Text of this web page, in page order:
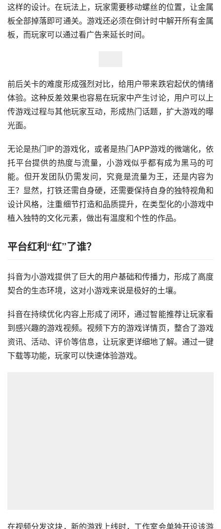
这样的设计。在玩法上，玩家需要移动螺丝的位置，让金属
板全部掉落即可通关。游戏还必须在倒计时中解开所有金属
板，而玩家可以通过看广告来延长时间。
前后关卡的难度形成强烈对比，给用户带来跌宕起伏的情绪
体验。这种反差效果也容易在玩家中产生讨论，用户可以上
传游戏过程与其他玩家互动，形成热门话题，扩大游戏的曝
光面。
无论是热门IP的游戏化，或者是热门APP游戏的微端化，依
托平台提供的热度与流量，小游戏似乎都有成为黑马的可
能。但开发团队仍需发问，究竟是流量为王，还是内容为
王？显然，打铁还需自身硬，还需要保持自身的独特视角和
设计风格，注重细节打造和品质提升，在类型化的小游戏中
植入独特的文化元素，做出有温度和个性的作品。
平台红利“红”了谁？
抖音为小游戏提供了巨大的用户基础和传播力，形成了高度
契合的生态环境，这对小游戏来说是极好的土壤。
抖音在持续优化内容上形成了闭环，通过智能推荐让玩家看
到感兴趣的游戏视频。视频下方的游戏详情页，整合了游戏
资讯、活动、评价等信息，让玩家更详细地了解。通过一键
下载等功能，玩家可以快速体验游戏。
在视频分发这块，新的游戏上线时，工作室会单独开设该游